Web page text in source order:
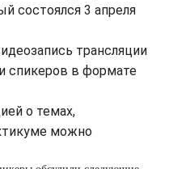
состоялся 3 апреля
трансляции
спикеров в формате
о темах,
можно